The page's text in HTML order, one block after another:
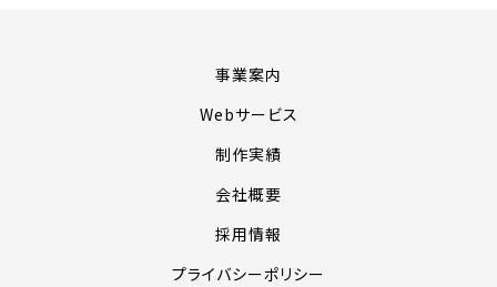
事業案内
Webサービス
制作実績
会社概要
採用情報
プライバシーポリシー